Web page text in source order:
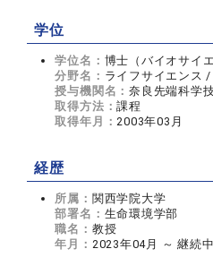
学位
学位名： 博士（バイオサイエ
分野名： ライフサイエンス
授与機関名：奈良先端科学
取得方法：課程
取得年月：2003年03月
経歴
所属： 関西学院大学
部署名： 生命環境学部
職名： 教授
年月： 2023年04月 ～ 継続中